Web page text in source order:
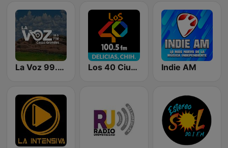
La Voz 99.5 FM Casas Grandes Los 40 Ciudad Delicias Indie AM